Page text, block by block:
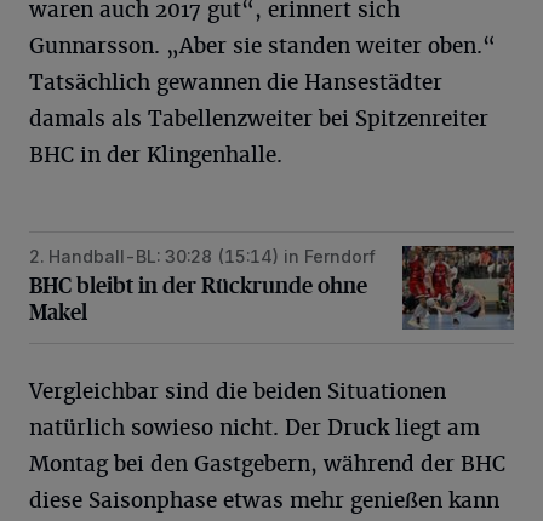
waren auch 2017 gut“, erinnert sich
Gunnarsson. „Aber sie standen weiter oben.“
Tatsächlich gewannen die Hansestädter
damals als Tabellenzweiter bei Spitzenreiter
BHC in der Klingenhalle.
BHC bleibt in der Rückrunde ohne Makel
2. Handball-BL: 30:28 (15:14) in Ferndorf
BHC bleibt in der Rückrunde ohne
Makel
Vergleichbar sind die beiden Situationen
natürlich sowieso nicht. Der Druck liegt am
Montag bei den Gastgebern, während der BHC
diese Saisonphase etwas mehr genießen kann